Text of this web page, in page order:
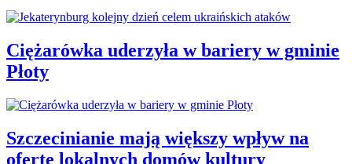
Ciężarówka uderzyła w bariery w gminie
Płoty
Szczecinianie mają większy wpływ na
ofertę lokalnych domów kultury